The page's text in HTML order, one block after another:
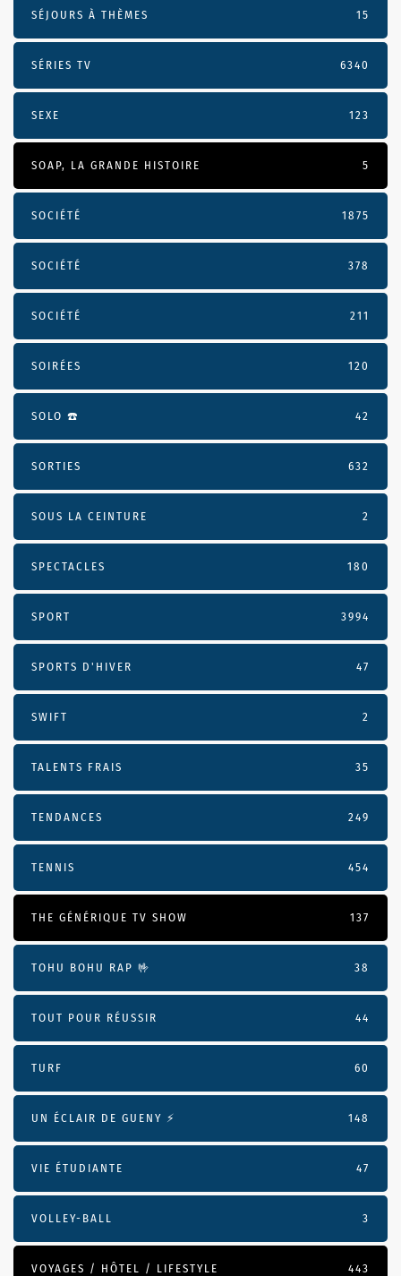
SÉJOURS À THÈMES 15
SÉRIES TV 6340
SEXE 123
SOAP, LA GRANDE HISTOIRE 5
SOCIÉTÉ 1875
SOCIÉTÉ 378
SOCIÉTÉ 211
SOIRÉES 120
SOLO ☎️ 42
SORTIES 632
SOUS LA CEINTURE 2
SPECTACLES 180
SPORT 3994
SPORTS D'HIVER 47
SWIFT 2
TALENTS FRAIS 35
TENDANCES 249
TENNIS 454
THE GÉNÉRIQUE TV SHOW 137
TOHU BOHU RAP 🤟 38
TOUT POUR RÉUSSIR 44
TURF 60
UN ÉCLAIR DE GUENY ⚡️ 148
VIE ÉTUDIANTE 47
VOLLEY-BALL 3
VOYAGES / HÔTEL / LIFESTYLE 443